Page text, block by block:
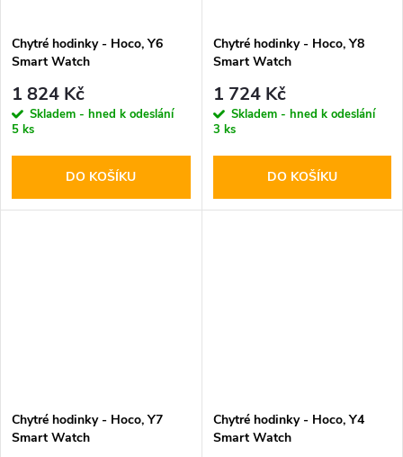
Chytré hodinky - Hoco, Y6
Smart Watch
1 824 Kč
Skladem - hned k odeslání
5 ks
DO KOŠÍKU
Chytré hodinky - Hoco, Y8
Smart Watch
1 724 Kč
Skladem - hned k odeslání
3 ks
DO KOŠÍKU
Chytré hodinky - Hoco, Y7
Smart Watch
Chytré hodinky - Hoco, Y4
Smart Watch